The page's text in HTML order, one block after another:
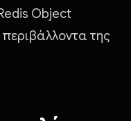
Object
της